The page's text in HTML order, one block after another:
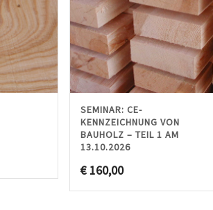
SEMINAR: CE-
KENNZEICHNUNG VON
BAUHOLZ – TEIL 1 AM
13.10.2026
€ 160,00